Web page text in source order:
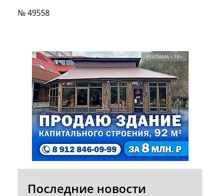
№ 49558
РЕКЛАМА • 18+
Последние новости